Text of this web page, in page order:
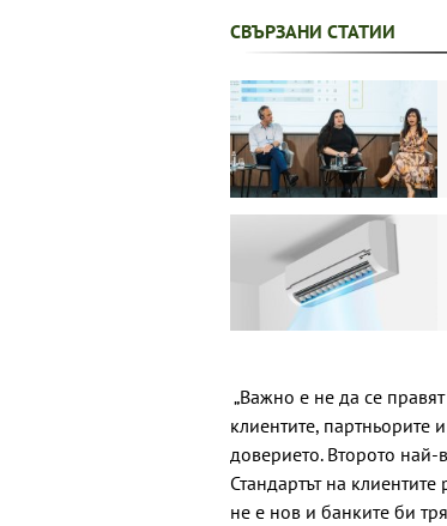
СВЪРЗАНИ СТАТИИ
„Важно е не да се
клиентите, партньорите
доверието. Второто най-
Стандартът на
не е нов и банките би